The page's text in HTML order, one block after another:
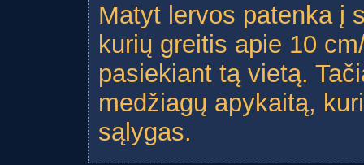
Matyt lervos patenka į
kurių greitis apie 10
pasiekiant tą vietą.
medžiagų apykaitą,
sąlygas.